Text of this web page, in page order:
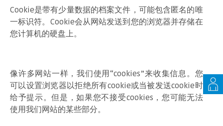
Cookie是带有少量数据的档案文件，可能包含匿名的唯
一标识符。Cookie会从网站发送到您的浏览器并存储在
您计算机的硬盘上。
像许多网站一样，我们使用“cookies”来收集信息。您
可以设置浏览器以拒绝所有cookie或当被发送cookie时
给予提示。但是，如果您不接受cookies，您可能无法
使用我们网站的某些部分。